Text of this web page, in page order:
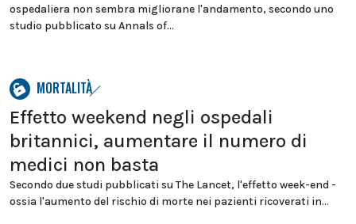
ospedaliera non sembra migliorane l'andamento, secondo uno
studio pubblicato su Annals of...
MORTALITÀ
Effetto weekend negli ospedali
britannici, aumentare il numero di
medici non basta
Secondo due studi pubblicati su The Lancet, l'effetto week-end -
ossia l'aumento del rischio di morte nei pazienti ricoverati in...